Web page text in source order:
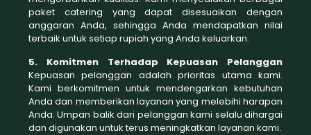
paket catering yang dapat disesuaikan dengan
anggaran Anda, sehingga Anda mendapatkan nilai
terbaik untuk setiap rupiah yang Anda keluarkan.
5. Komitmen Terhadap Kepuasan Pelanggan
Kepuasan pelanggan adalah prioritas utama kami.
Kami berkomitmen untuk mendengarkan kebutuhan
Anda dan memberikan layanan yang melebihi harapan
Anda. Umpan balik dari pelanggan kami selalu dihargai
dan digunakan untuk terus meningkatkan layanan kami.